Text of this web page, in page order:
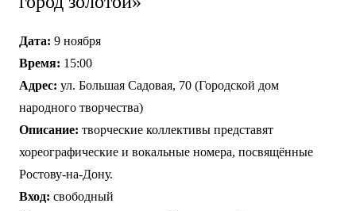
Дата: 9 ноября
Время: 15:00
Адрес: ул. Большая Садовая, 70 (Городской дом
народного творчества)
Описание: творческие коллективы представят
хореографические и вокальные номера, посвящённые
Ростову-на-Дону.
Вход: свободный